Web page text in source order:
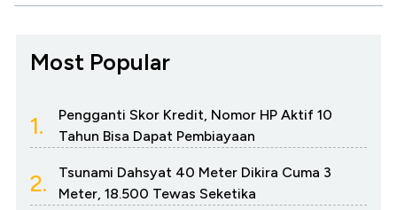
Most Popular
1.
Pengganti Skor Kredit, Nomor HP Aktif 10
Tahun Bisa Dapat Pembiayaan
2.
Tsunami Dahsyat 40 Meter Dikira Cuma 3
Meter, 18.500 Tewas Seketika